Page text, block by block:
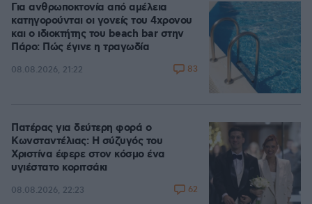
Για ανθρωποκτονία από αμέλεια
κατηγορούνται οι γονείς του 4χρονου
και ο ιδιοκτήτης του beach bar στην
Πάρο: Πώς έγινε η τραγωδία
08.08.2026, 21:22 83
Πατέρας για δεύτερη φορά ο
Κωνσταντέλιας: Η σύζυγός του
Χριστίνα έφερε στον κόσμο ένα
υγιέστατο κοριτσάκι
08.08.2026, 22:23 62